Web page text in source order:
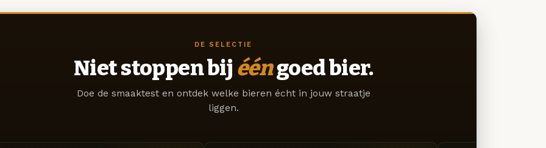
DE SELECTIE
Niet stoppen bij ééngoed bier.
Doe de smaaktest en ontdek welke bieren écht in jouw straatje
liggen.